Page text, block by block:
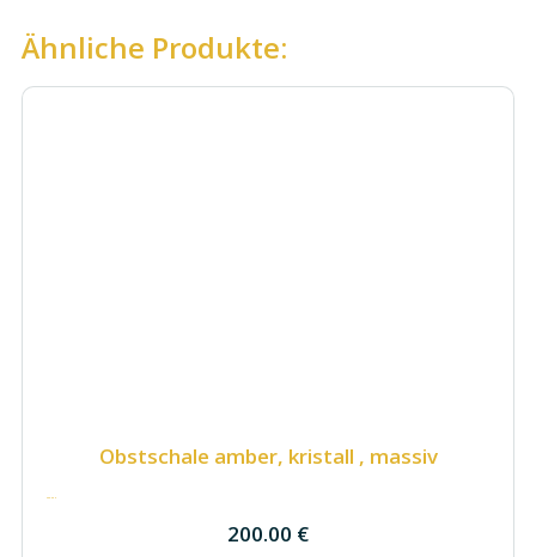
Ähnliche Produkte:
Obstschale amber, kristall , massiv
200.00 €
200.00 €